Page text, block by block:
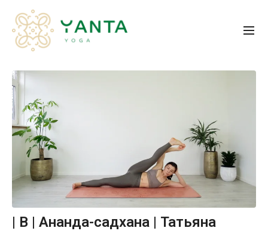
| B | Ананда-садхана | Татьяна